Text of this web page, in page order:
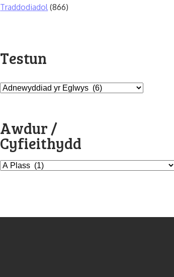
Traddodiadol (866)
Testun
Awdur /
Cyfieithydd